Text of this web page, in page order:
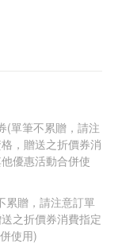
(單筆不累贈，請注
，贈送之折價券消
優惠活動合併使
累贈，請注意訂單
之折價券消費指定
使用)